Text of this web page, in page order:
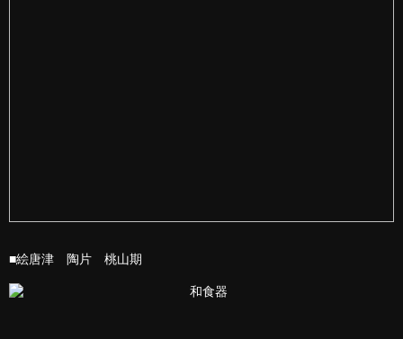
■絵唐津 陶片 桃山期